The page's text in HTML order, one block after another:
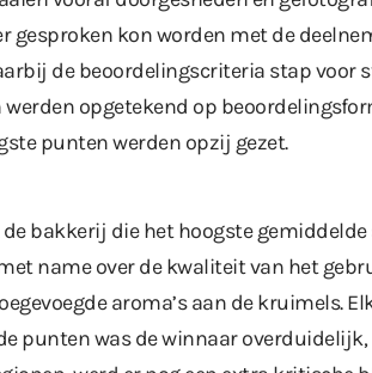
gesproken kon worden met de
de beoordelingscriteria stap voor
opgetekend op
punten werden opzij gezet.
bakkerij die het hoogste
name over de kwaliteit van het
aroma’s aan de kruimels.
punten was de winnaar